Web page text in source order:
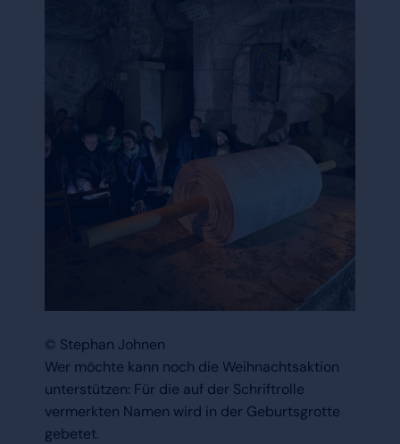
© Stephan Johnen
Wer möchte kann noch die Weihnachtsaktion
unterstützen: Für die auf der Schriftrolle
vermerkten Namen wird in der Geburtsgrotte
gebetet.